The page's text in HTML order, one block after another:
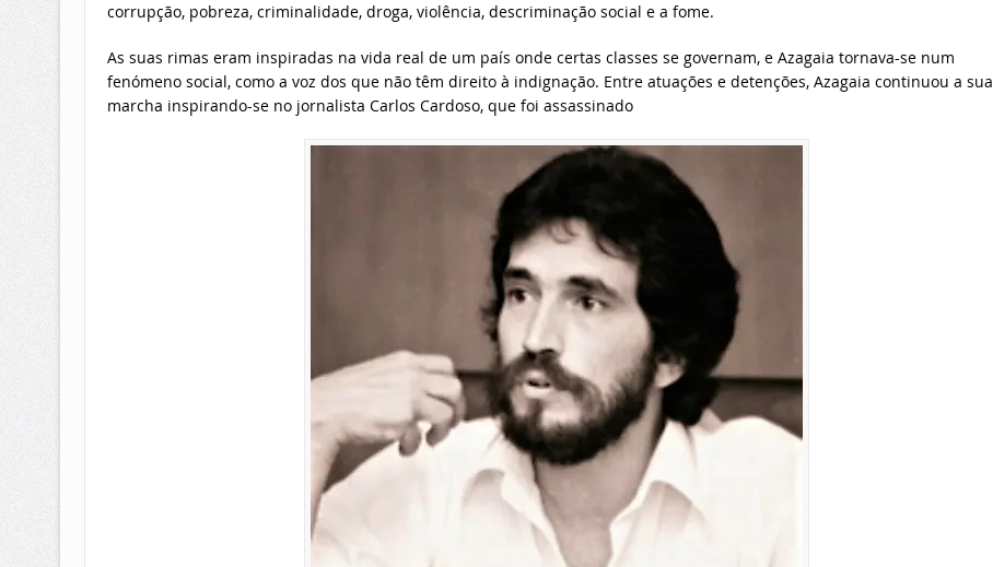
corrupção, pobreza, criminalidade, droga, violência, descriminação social e a fome.
As suas rimas eram inspiradas na vida real de um país onde certas classes se governam, e Azagaia tornava-se num
fenómeno social, como a voz dos que não têm direito à indignação. Entre atuações e detenções, Azagaia continuou a sua
marcha inspirando-se no jornalista Carlos Cardoso, que foi assassinado